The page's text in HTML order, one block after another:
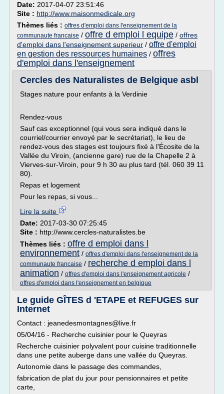
Date: 2017-04-07 23:51:46
Site : http://www.maisonmedicale.org
Thèmes liés : offres d'emploi dans l'enseignement de la
communaute francaise / offre d emploi l equipe / offres
d'emploi dans l'enseignement superieur / offre d'emploi
en gestion des ressources humaines / offres
d'emploi dans l'enseignement
Cercles des Naturalistes de Belgique asbl
Stages nature pour enfants à la Verdinie
Rendez-vous
Sauf cas exceptionnel (qui vous sera indiqué dans le
courriel/courrier envoyé par le secrétariat), le lieu de
rendez-vous des stages est toujours fixé à l'Écosite de la
Vallée du Viroin, (ancienne gare) rue de la Chapelle 2 à
Vierves-sur-Viroin, pour 9 h 30 au plus tard (tél. 060 39 11
80).
Repas et logement
Pour les repas, si vous...
Lire la suite
Date: 2017-03-30 07:25:45
Site : http://www.cercles-naturalistes.be
Thèmes liés : offre d emploi dans l
environnement / offres d'emploi dans l'enseignement de la
communaute francaise / recherche d emploi dans l
animation / offres d'emploi dans l'enseignement agricole /
offres d'emploi dans l'enseignement en belgique
Le guide GÎTES d 'ETAPE et REFUGES sur
Internet
Contact : jeanedesmontagnes@live.fr
05/04/16 - Recherche cuisinier pour le Queyras
Recherche cuisinier polyvalent pour cuisine traditionnelle
dans une petite auberge dans une vallée du Queyras.
Autonomie dans le passage des commandes,
fabrication de plat du jour pour pensionnaires et petite
carte,